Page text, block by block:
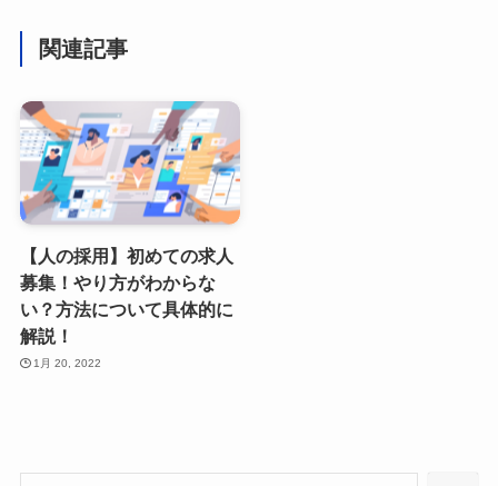
関連記事
【人の採用】初めての求人
募集！やり方がわからな
い？方法について具体的に
解説！
1月 20, 2022